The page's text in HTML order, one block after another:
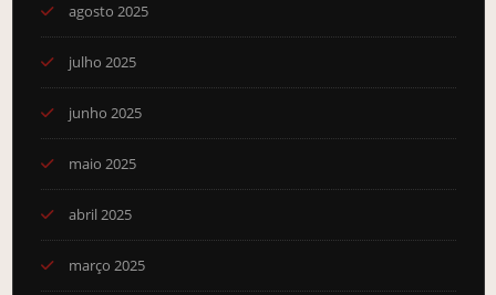
agosto 2025
julho 2025
junho 2025
maio 2025
abril 2025
março 2025